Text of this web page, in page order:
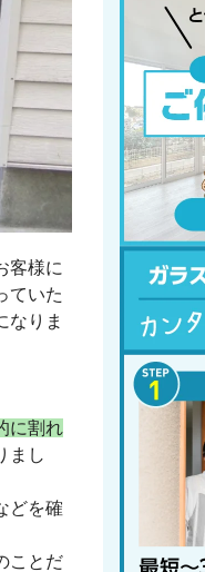
客様に
ていた
なりま
に割れ
まし
どを確
ことだ